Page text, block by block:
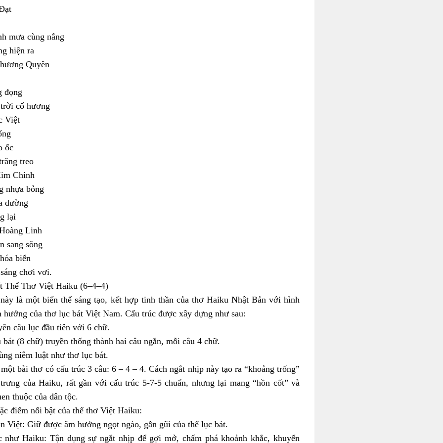
mưa cùng nắng
hiện ra
Quyên
đọng
cố hương
Việt
ốc
treo
Chinh
nhựa bỏng
đường
lại
Linh
sang sông
biển
chơi vơi.
Thể Thơ Việt Haiku (6–4–4)
là một biến thể sáng tạo, kết hợp tinh thần của thơ Haiku Nhật Bản với hình
hưởng của thơ lục bát Việt Nam. Cấu trúc được xây dựng như sau:
câu lục đầu tiên với 6 chữ.
bát (8 chữ) truyền thống thành hai câu ngắn, mỗi câu 4 chữ.
niêm luật như thơ lục bát.
bài thơ có cấu trúc 3 câu: 6 – 4 – 4. Cách ngắt nhịp này tạo ra “khoảng trống”
của Haiku, rất gần với cấu trúc 5-7-5 chuẩn, nhưng lại mang “hồn cốt” và
thuộc của dân tộc.
điểm nổi bật của thể thơ Việt Haiku:
Việt: Giữ được âm hưởng ngọt ngào, gần gũi của thể lục bát.
như Haiku: Tận dụng sự ngắt nhịp để gợi mở, chấm phá khoảnh khắc, khuyến